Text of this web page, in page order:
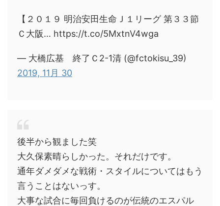
【２０１９ 明治安田生命Ｊ１リーグ 第３３節
Ｃ大阪… https://t.co/5MxtnV4wga
— 大橋広基 終了Ｃ2-1清 (@fctokisu_39)
2019, 11月 30
後半から観ました笑
大久保素晴らしかった。それだけです。
通年ダメダメな戦術・スタイルについてはもう
言うことはないっす。
大事な試合に毎回負けるのが伝統のエスパル